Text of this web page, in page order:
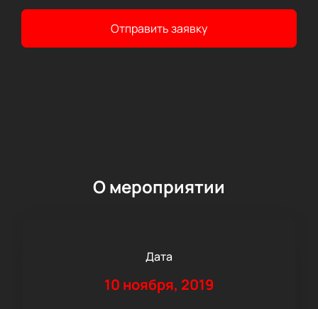
Отправить заявку
О мероприятии
Дата
10 ноября, 2019